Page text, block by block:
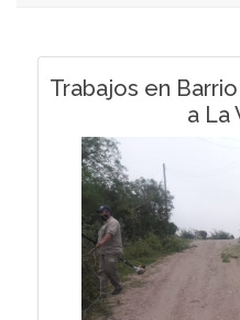
Trabajos en
a La